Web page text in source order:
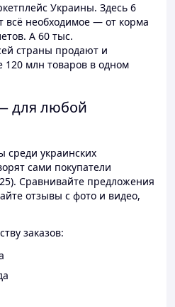
Украины. Здесь 6
всё необходимое — от корма
А 60 тыс.
страны продают и
120 млн товаров в одном
для любой
среди украинских
сами покупатели
Сравнивайте предложения
отзывы с фото и видео,
заказов: